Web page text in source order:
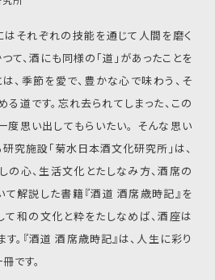
それぞれの技能を通じて人間を磨く
て、酒にも同様の「道」があったことを
、季節を愛で、豊かな心で味わう、そ
道です。忘れ去られてしまった、この
度思い出してもらいたい。 そんな思い
究施設「菊水日本酒文化研究所」は、
の心、生活文化とたしなみ方、酒席の
て解説した書籍『酒道 酒席歳時記』を
て和の文化と粋をたしなめば、酒座は
す。『酒道 酒席歳時記』は、人生に彩り
です。